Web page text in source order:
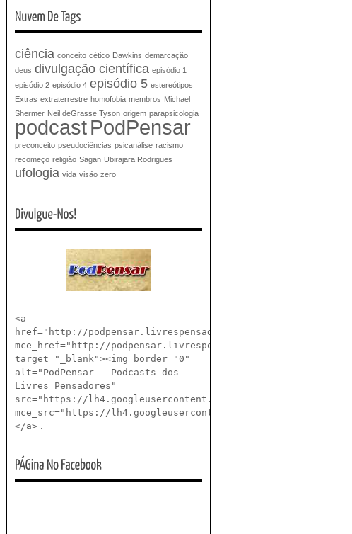
ciência conceito cético Dawkins demarcação
deus divulgação científica episódio 1
episódio 2 episódio 4 episódio 5 estereótipos
Extras extraterrestre homofobia membros Michael
Shermer Neil deGrasse Tyson origem parapsicologia
podcastPodPensar
preconceito pseudociências psicanálise racismo
recomeço religião Sagan Ubirajara Rodrigues
ufologia vida visão zero
<a
href="http://podpensar.livrespensadores.net/"
mce_href="http://podpensar.livrespensadores.net/"
target="_blank"><img border="0"
alt="PodPensar - Podcasts dos
Livres Pensadores"
src="https://lh4.googleusercontent.com/_25pDjsdjolQ/
mce_src="https://lh4.googleusercontent.com/_25pDjsdjolQ/
</a>.